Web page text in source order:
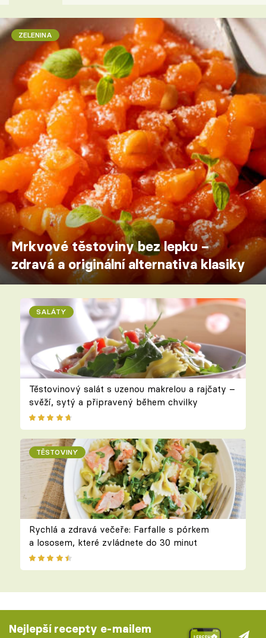
ZELENINA
Mrkvové těstoviny bez lepku –
zdravá a originální alternativa klasiky
SALÁTY
Těstovinový salát s uzenou makrelou a rajčaty –
svěží, sytý a připravený během chvilky
TĚSTOVINY
Rychlá a zdravá večeře: Farfalle s pórkem
a lososem, které zvládnete do 30 minut
Nejlepší recepty e-mailem